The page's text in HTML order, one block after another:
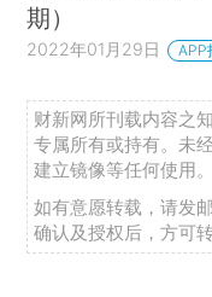
期）
2022年01月29日 APP
财新网所刊载内容之
专属所有或持有。未
建立镜像等任何使用。
如有意愿转载，请发
确认及授权后，方可转